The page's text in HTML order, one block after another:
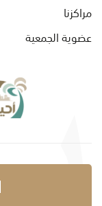
مراكزنا
عضوية الجمعية